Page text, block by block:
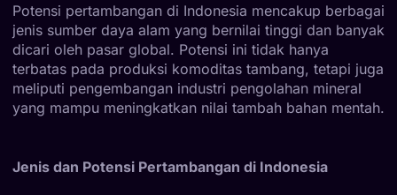
Potensi pertambangan di Indonesia mencakup berbagai
jenis sumber daya alam yang bernilai tinggi dan banyak
dicari oleh pasar global. Potensi ini tidak hanya
terbatas pada produksi komoditas tambang, tetapi juga
meliputi pengembangan industri pengolahan mineral
yang mampu meningkatkan nilai tambah bahan mentah.
Jenis dan Potensi Pertambangan di Indonesia